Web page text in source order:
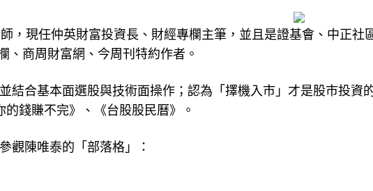
，現任仲英財富投資長、財經專欄主筆，並且是證基會、中正社
結合基本面選股與技術面操作；認為「擇機入市」才是股市投資的
觀陳唯泰的「部落格」：